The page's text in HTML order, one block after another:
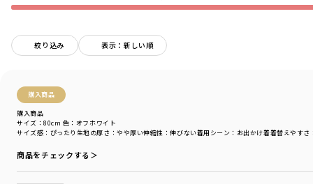
絞り込み 表示：新しい順
購入商品
購入商品
サイズ感 ：ぴったり 生地の厚さ ：やや厚い伸縮性 ：伸びない着用シーン ：お出かけ着着替えやすさ
サイズ：80cm 色：オフホワイト
商品をチェックする＞
吸湿性にすぐれており汗ばむ季節にぴったり。
肩のフリルとリボンが可愛らしさを引き立てます。
ママも安心♪
涼しく、可愛く、快適に過ごせるアイテムです。
【おそろいシリーズ商品一覧】
ベビー男児：01-5239-313 【おそろい】レモン＆フラワー総柄刺しゅう半
袖カバーオール